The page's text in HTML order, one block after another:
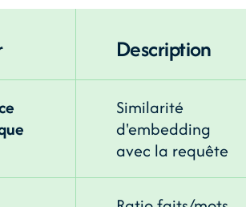
Description
Similarité
d'embedding
avec la requête